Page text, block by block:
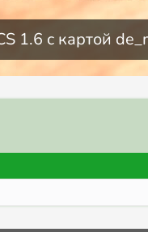
1.6 c картой